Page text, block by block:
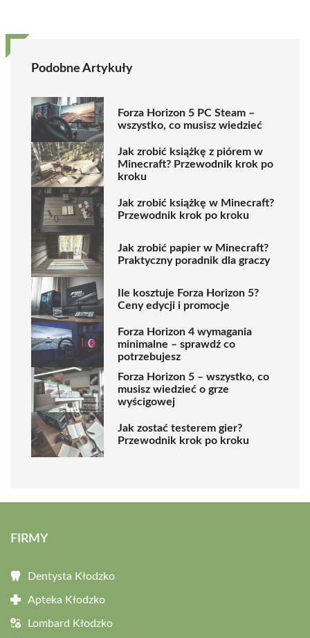
Podobne Artykuły
Forza Horizon 5 PC Steam –
wszystko, co musisz wiedzieć
Jak zrobić książkę z piórem w
Minecraft? Przewodnik krok po
kroku
Jak zrobić książkę w Minecraft?
Przewodnik krok po kroku
Jak zrobić papier w Minecraft?
Praktyczny poradnik dla graczy
Ile kosztuje Forza Horizon 5?
Ceny edycji i promocje
Forza Horizon 4 wymagania
minimalne – sprawdź co
potrzebujesz
Forza Horizon 5 – wszystko, co
musisz wiedzieć o grze
wyścigowej
Jak zostać testerem gier?
Przewodnik krok po kroku
FIRMY
Dentysta Kłodzko
Apteka Kłodzko
Lombard Kłodzko